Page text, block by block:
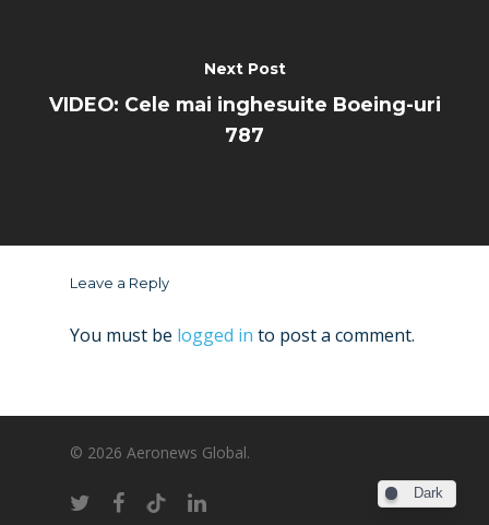
Next Post
VIDEO: Cele mai inghesuite Boeing-uri
787
Leave a Reply
You must be logged in to post a comment.
© 2026 Aeronews Global.
Dark